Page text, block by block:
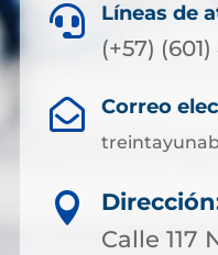
 Líneas de
(+57) (601)
 Correo

Calle 117